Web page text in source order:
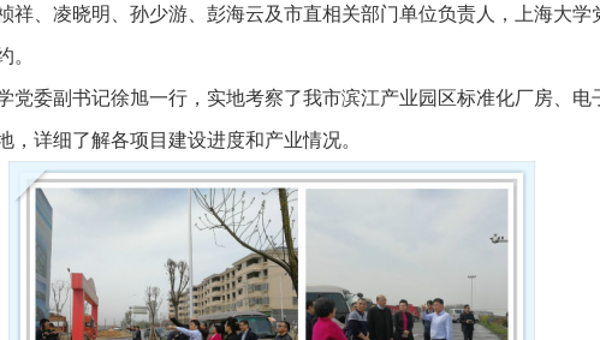
祥、凌晓明、孙少游、彭海云及市直相关部门单位负责人，上海大学
党委副书记徐旭一行，实地考察了我市滨江产业园区标准化厂房、电
，详细了解各项目建设进度和产业情况。